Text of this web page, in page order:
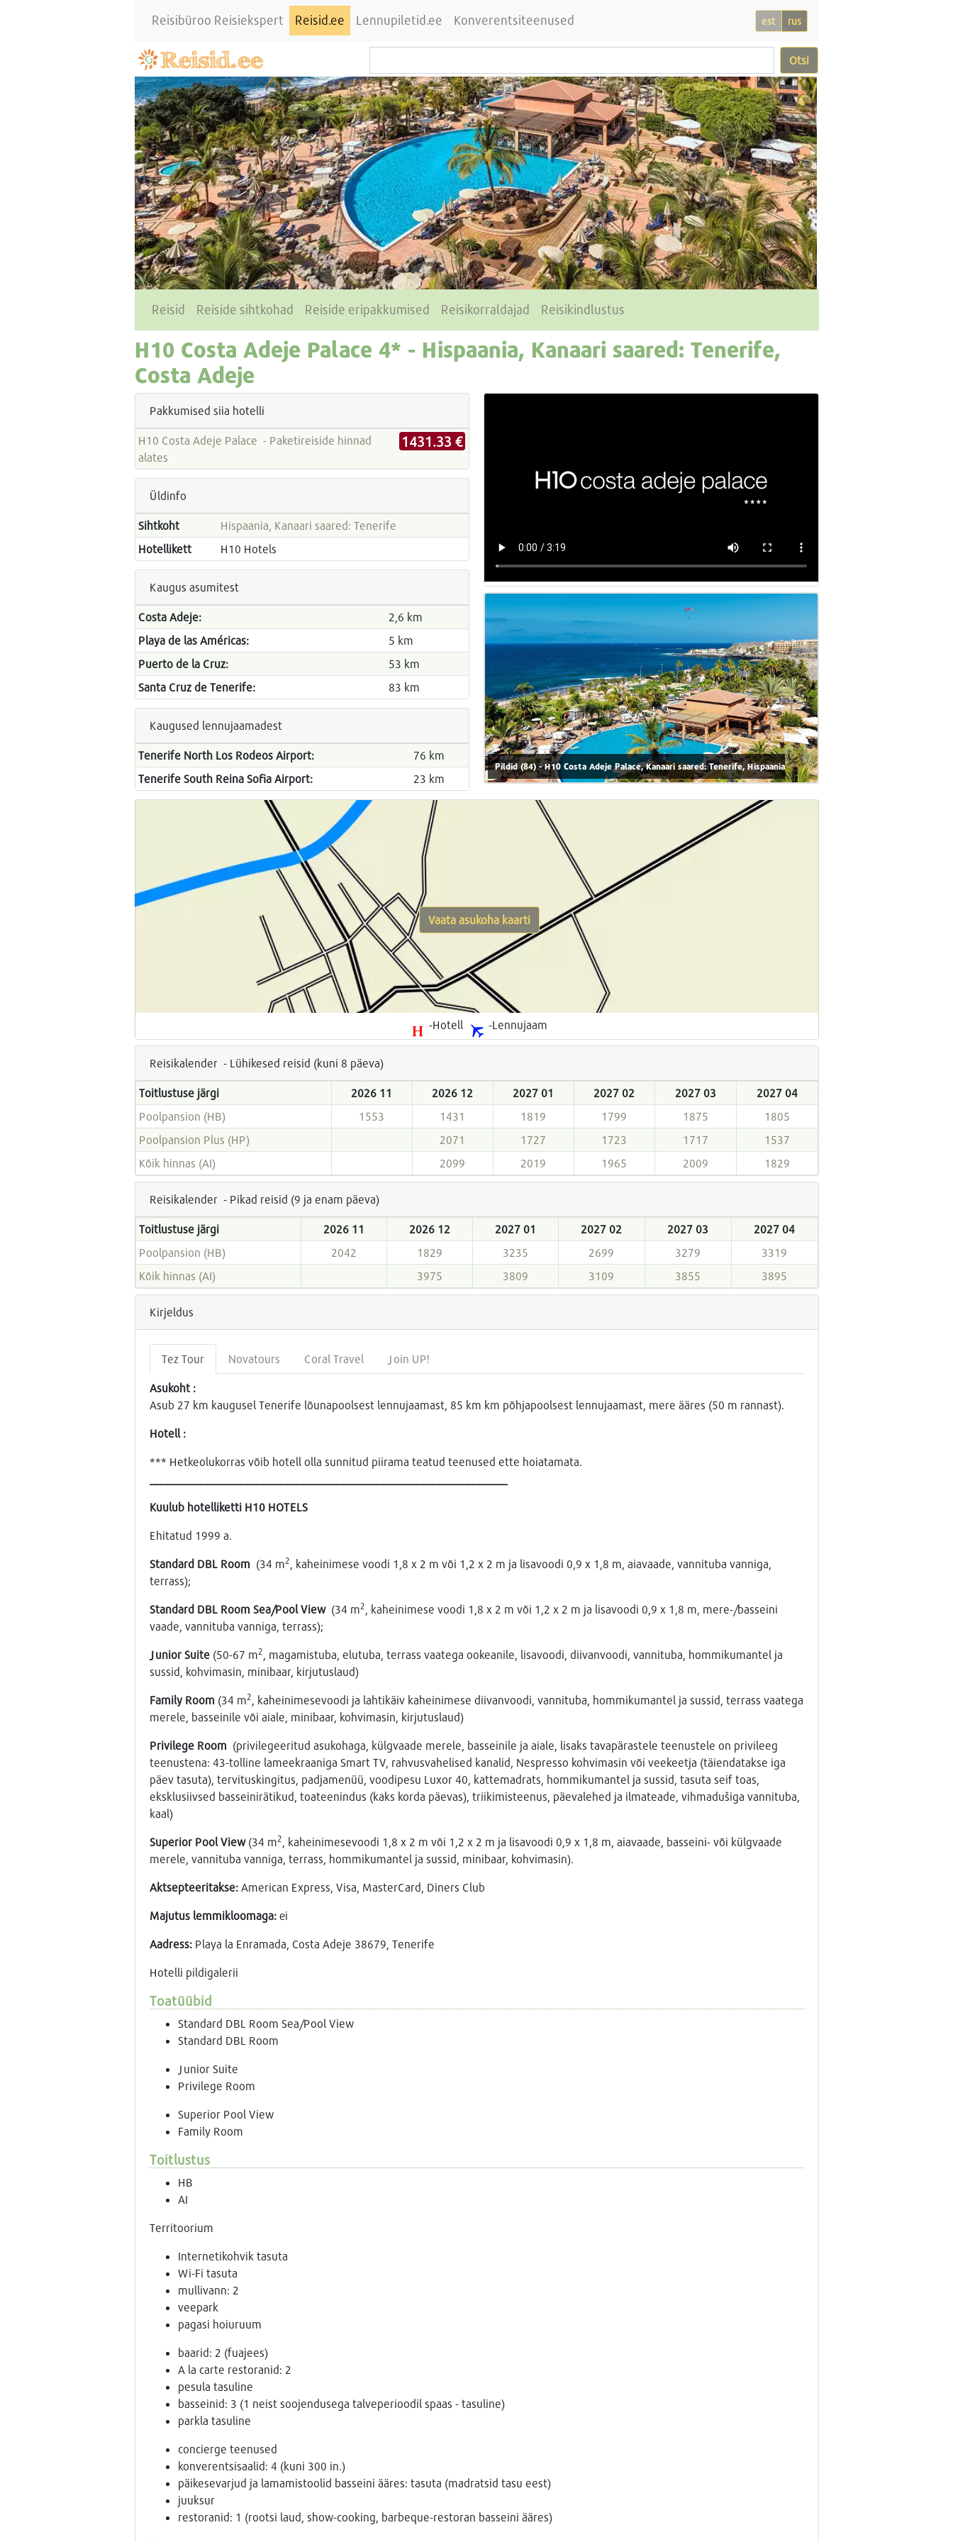
Reisibüroo Reisiekspert Reisid.ee Lennupiletid.ee Konverentsiteenused est rus
Otsi
Reisid Reiside sihtkohad Reiside eripakkumised Reisikorraldajad Reisikindlustus
H10 Costa Adeje Palace 4* - Hispaania, Kanaari saared: Tenerife,
Costa Adeje
Pakkumised siia hotelli
H10 Costa Adeje Palace - Paketireiside hinnad
alates
1431.33 €
Üldinfo
Sihtkoht
Hispaania, Kanaari saared: Tenerife
Hotellikett
H10 Hotels
Kaugus asumitest
Costa Adeje:
2,6 km
Playa de las Américas:
5 km
Puerto de la Cruz:
53 km
Santa Cruz de Tenerife:
83 km
Kaugused lennujaamadest
Tenerife North Los Rodeos Airport:
76 km
Tenerife South Reina Sofia Airport:
23 km
Pildid (84) - H10 Costa Adeje Palace, Kanaari saared: Tenerife, Hispaania
-Hotell -Lennujaam
Vaata asukoha kaarti
Reisikalender - Lühikesed reisid (kuni 8 päeva)
Toitlustuse järgi 2026 11 2026 12 2027 01 2027 02 2027 03
2027 04
Poolpansion (HB)
1553 1431 1819 1799 1875
1805
Poolpansion Plus (HP)
2071 1727 1723 1717
1537
Kõik hinnas (AI)
2099 2019 1965 2009 1829
Reisikalender - Pikad reisid (9 ja enam päeva)
Toitlustuse järgi 2026 11 2026 12 2027 01 2027 02 2027 03
2027 04
Poolpansion (HB)
2042 1829 3235 2699 3279
3319
Kõik hinnas (AI)
3975 3809 3109 3855 3895
Kirjeldus
Tez Tour Novatours Coral Travel Join UP!
Asukoht :
Asub 27 km kaugusel Tenerife lõunapoolsest lennujaamast, 85 km km põhjapoolsest lennujaamast, mere ääres (50 m rannast).
Hotell :
*** Hetkeolukorras võib hotell olla sunnitud piirama teatud teenused ette hoiatamata.
Kuulub hotelliketti H10 HOTELS
Ehitatud 1999 a.
Standard DBL Room (34 m2 , kaheinimese voodi 1,8 x 2 m või 1,2 x 2 m ja lisavoodi 0,9 x 1,8 m, aiavaade, vannituba vanniga,
terrass);
Standard DBL Room Sea/Pool View(34 m2 , kaheinimese voodi 1,8 x 2 m või 1,2 x 2 m ja lisavoodi 0,9 x 1,8 m, mere-/basseini
vaade, vannituba vanniga, terrass);
Junior Suite (50-67 m2 , magamistuba, elutuba, terrass vaatega ookeanile, lisavoodi, diivanvoodi, vannituba, hommikumantel ja
sussid, kohvimasin, minibaar, kirjutuslaud)
Family Room (34 m2 , kaheinimesevoodi ja lahtikäiv kaheinimese diivanvoodi, vannituba, hommikumantel ja sussid, terrass vaatega
merele, basseinile või aiale, minibaar, kohvimasin, kirjutuslaud)
Privilege Room (privilegeeritud asukohaga, külgvaade merele, basseinile ja aiale, lisaks tavapärastele teenustele on privileeg
teenustena: 43-tolline lameekraaniga Smart TV, rahvusvahelised kanalid, Nespresso kohvimasin või veekeetja (täiendatakse iga
päev tasuta), tervituskingitus, padjamenüü, voodipesu Luxor 40, kattemadrats, hommikumantel ja sussid, tasuta seif toas,
eksklusiivsed basseinirätikud, toateenindus (kaks korda päevas), triikimisteenus, päevalehed ja ilmateade, vihmadušiga vannituba,
kaal)
Superior Pool View(34 m2 , kaheinimesevoodi 1,8 x 2 m või 1,2 x 2 m ja lisavoodi 0,9 x 1,8 m, aiavaade, basseini- või külgvaade
merele, vannituba vanniga, terrass, hommikumantel ja sussid, minibaar, kohvimasin).
Aktsepteeritakse:American Express, Visa, MasterCard, Diners Club
Majutus lemmikloomaga:еi
Аadress:Playa la Enramada, Сosta Adeje 38679, Tenerife
Hotelli pildigalerii
Toatüübid
Standard DBL Room Sea/Pool View
Standard DBL Room
Junior Suite
Privilege Room
Superior Pool View
Family Room
Toitlustus
HB
AI
Territoorium
Internetikohvik tasuta
Wi-Fi tasuta
mullivann: 2
veepark
pagasi hoiuruum
baarid: 2 (fuajees)
A la carte restoranid: 2
pesula tasuline
basseinid: 3 (1 neist soojendusega talveperioodil spaas - tasuline)
parkla tasuline
concierge teenused
konverentsisaalid: 4 (kuni 300 in.)
päikesevarjud ja lamamistoolid basseini ääres: tasuta (madratsid tasu eest)
juuksur
restoranid: 1 (rootsi laud, show-cooking, barbeque-restoran basseini ääres)